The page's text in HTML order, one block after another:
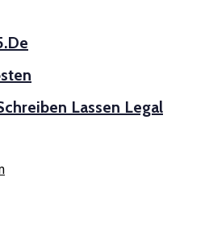
Lassen Legal